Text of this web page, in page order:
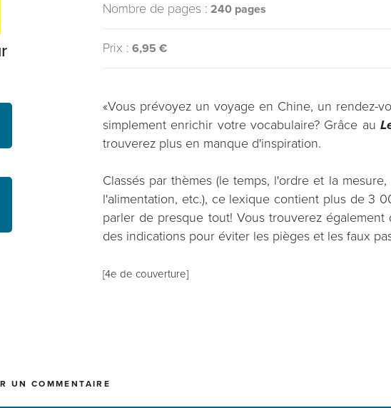
Nombre de pages : 240 pages
Prix : 6,95 €
«Vous prévoyez un voyage en Chine, un rendez-
simplement enrichir votre vocabulaire? Grâce au
trouverez plus en manque d'inspiration.
Classés par thèmes (le temps, l'ordre et la
l'alimentation, etc.), ce lexique contient plus de 3
parler de presque tout! Vous trouverez
des indications pour éviter les pièges et les faux
[4e de couverture]
UN COMMENTAIRE